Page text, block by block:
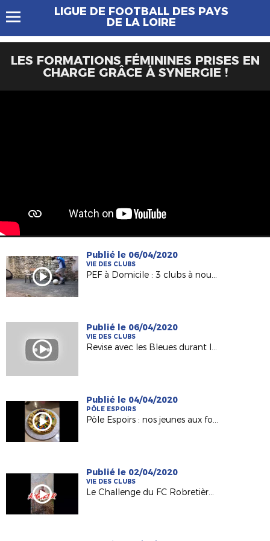
LIGUE DE FOOTBALL DES PAYS
DE LA LOIRE
LES FORMATIONS FÉMININES PRISES EN
CHARGE GRÂCE À SYNERGIE !
Publié le 06/04/2020
VIE DES CLUBS
PEF à Domicile : 3 clubs à nouveau représentés !
Publié le 06/04/2020
VIE DES CLUBS
Revise avec les Bleues durant le confinement
Publié le 04/04/2020
PÔLE ESPOIRS
Pôle Espoirs : nos jeunes aux fourneaux pendant le confinement !
Publié le 02/04/2020
VIE DES CLUBS
Le Challenge du FC Robretières La Roche !